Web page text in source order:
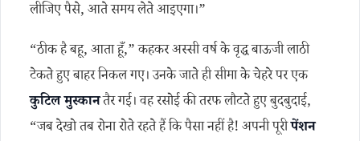
लीजिए पैसे, आते समय लेते आइएगा।”
“ठीक है बहू, आता हूँ,” कहकर अस्सी वर्ष के वृद्ध बाऊजी लाठी
टेकते हुए बाहर निकल गए। उनके जाते ही सीमा के चेहरे पर एक
कुटिल मुस्कानतैर गई। वह रसोई की तरफ लौटते हुए बुदबुदाई,
“जब देखो तब रोना रोते रहते हैं कि पैसा नहीं है! अपनी पूरीपेंशन